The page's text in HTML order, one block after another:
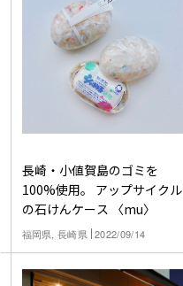
長崎・小値賀島のゴミを
100%使用。 アップサイクル
の石けんケース 〈mu〉
福岡県, 長崎県 2022/09/14